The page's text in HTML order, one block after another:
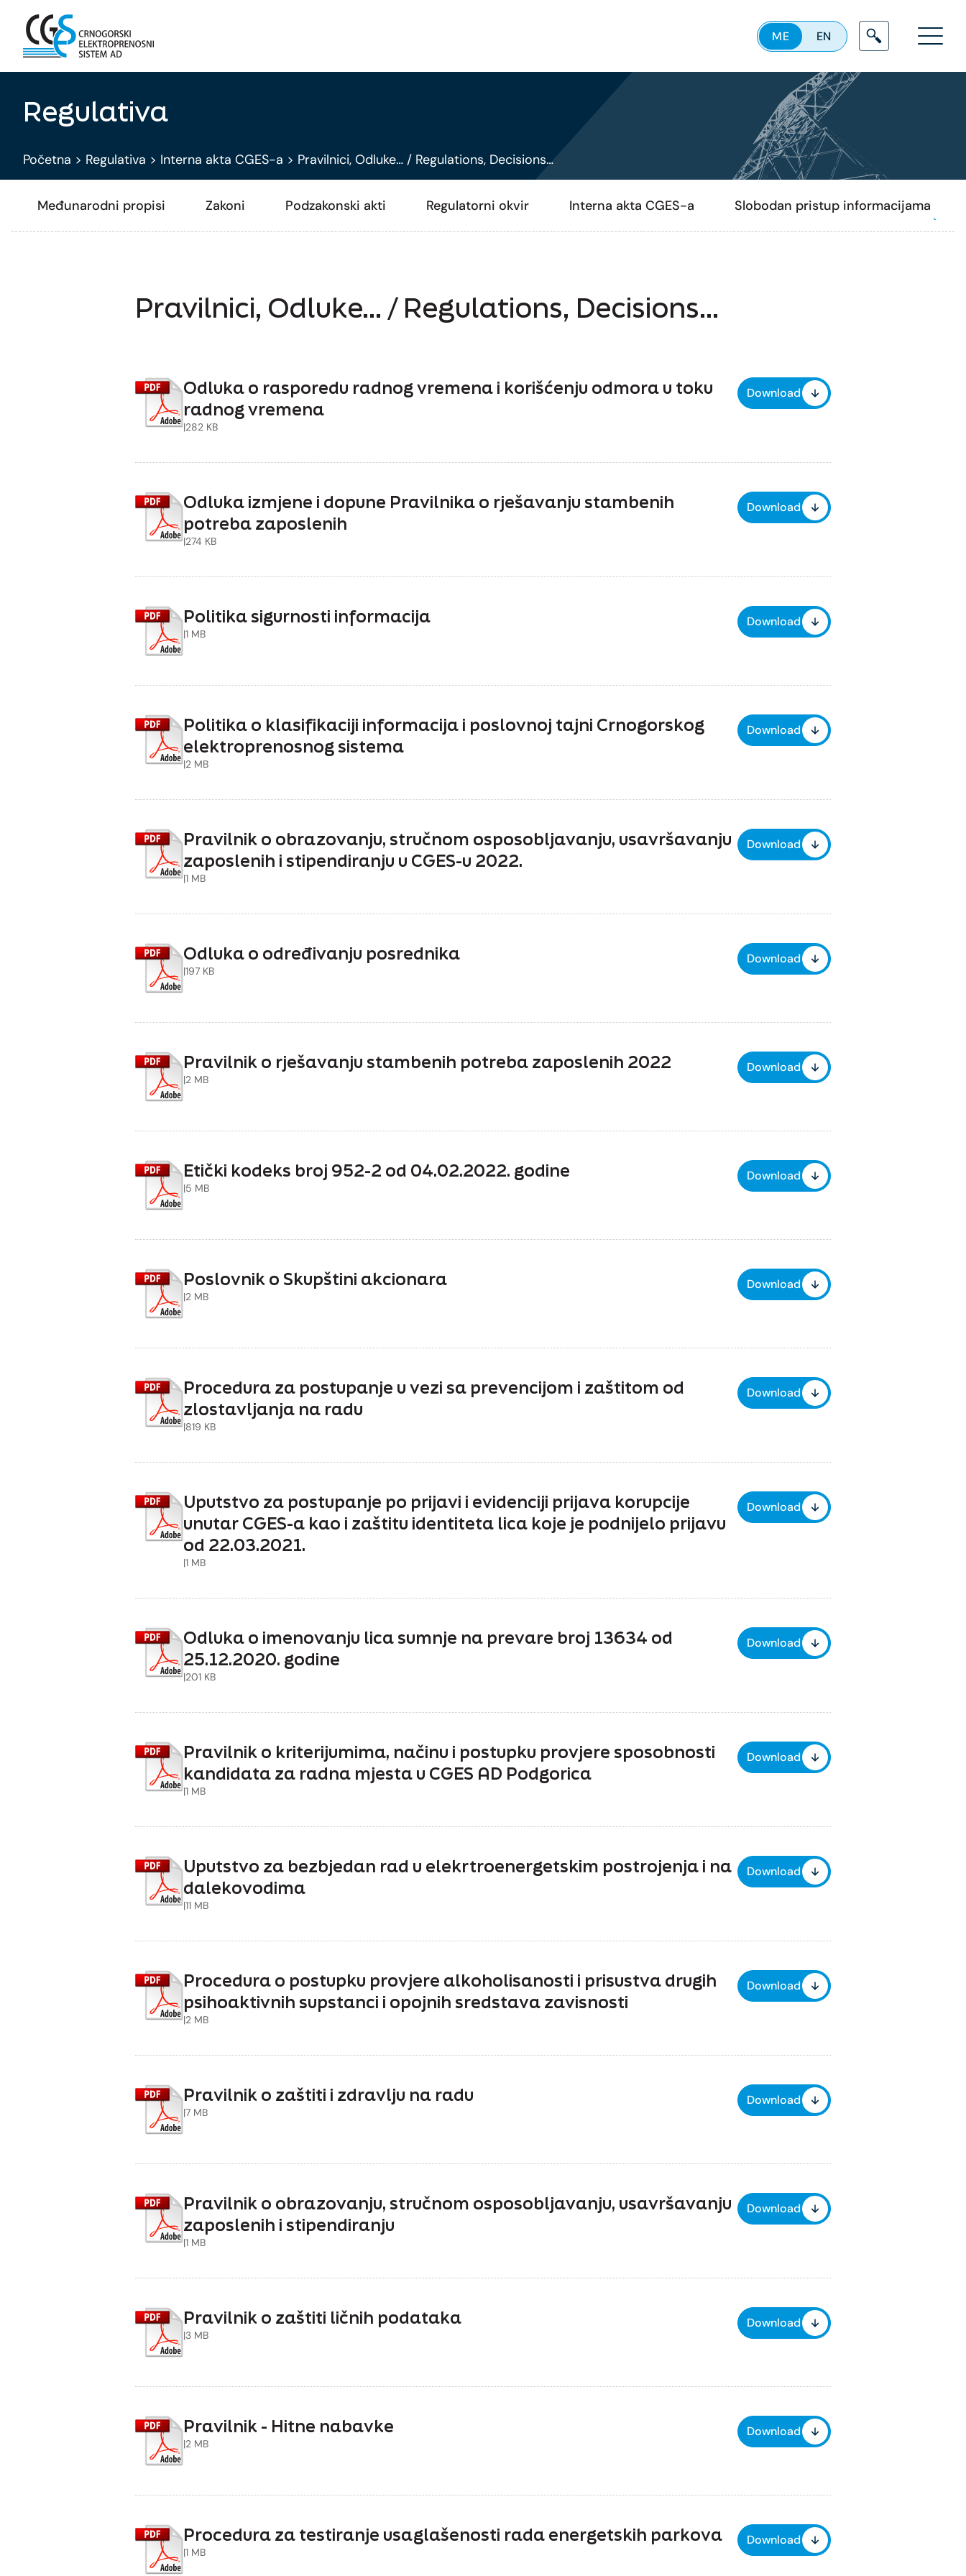
ME EN Menu
Regulativa
Početna > Regulativa > Interna akta CGES-a > Pravilnici, Odluke… / Regulations, Decisions…
Međunarodni propisi Zakoni Podzakonski akti Regulatorni okvir Interna akta CGES-a Slobodan pristup informacijama
Pravilnici, Odluke… / Regulations, Decisions…
Odluka o rasporedu radnog vremena i korišćenju odmora u toku
radnog vremena
|282 KB
Download
Odluka izmjene i dopune Pravilnika o rješavanju stambenih
potreba zaposlenih
|274 KB
Download
Politika sigurnosti informacija
|1 MB
Download
Politika o klasifikaciji informacija i poslovnoj tajni Crnogorskog
elektroprenosnog sistema
|2 MB
Download
Pravilnik o obrazovanju, stručnom osposobljavanju, usavršavanju
zaposlenih i stipendiranju u CGES-u 2022.
|1 MB
Download
Odluka o određivanju posrednika
|197 KB
Download
Pravilnik o rješavanju stambenih potreba zaposlenih 2022
|2 MB
Download
Etički kodeks broj 952-2 od 04.02.2022. godine
|5 MB
Download
Poslovnik o Skupštini akcionara
|2 MB
Download
Procedura za postupanje u vezi sa prevencijom i zaštitom od
zlostavljanja na radu
|819 KB
Download
Uputstvo za postupanje po prijavi i evidenciji prijava korupcije
unutar CGES-a kao i zaštitu identiteta lica koje je podnijelo prijavu
od 22.03.2021.
|1 MB
Download
Odluka o imenovanju lica sumnje na prevare broj 13634 od
25.12.2020. godine
|201 KB
Download
Pravilnik o kriterijumima, načinu i postupku provjere sposobnosti
kandidata za radna mjesta u CGES AD Podgorica
|1 MB
Download
Uputstvo za bezbjedan rad u elekrtroenergetskim postrojenja i na
dalekovodima
|11 MB
Download
Procedura o postupku provjere alkoholisanosti i prisustva drugih
psihoaktivnih supstanci i opojnih sredstava zavisnosti
|2 MB
Download
Pravilnik o zaštiti i zdravlju na radu
|7 MB
Download
Pravilnik o obrazovanju, stručnom osposobljavanju, usavršavanju
zaposlenih i stipendiranju
|1 MB
Download
Pravilnik o zaštiti ličnih podataka
|3 MB
Download
Pravilnik - Hitne nabavke
|2 MB
Download
Procedura za testiranje usaglašenosti rada energetskih parkova
|1 MB
Download